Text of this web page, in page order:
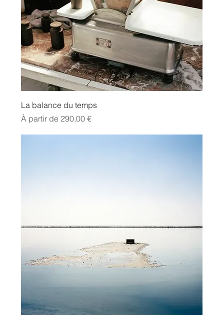
La balance du temps
À partir de290,00 €
Prix promotionnel